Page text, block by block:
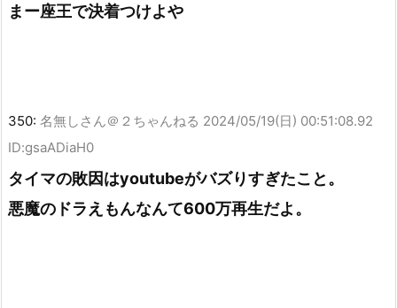
まー座王で決着つけよや
350: 名無しさん＠２ちゃんねる 2024/05/19(日) 00:51:08.92
ID:gsaADiaH0
タイマの敗因はyoutubeがバズりすぎたこと。
悪魔のドラえもんなんて600万再生だよ。